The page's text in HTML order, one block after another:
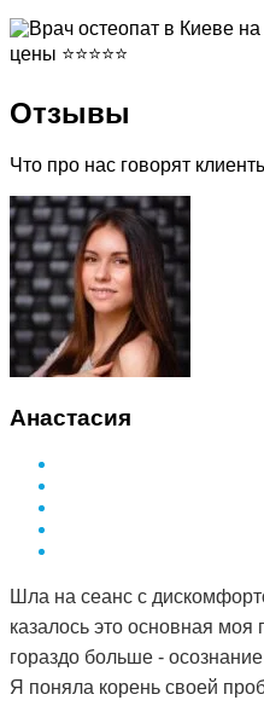
Отзывы
Что про нас говорят
Анастасия
Шла на сеанс с
казалось это основная
гораздо больше -
Я поняла корень своей